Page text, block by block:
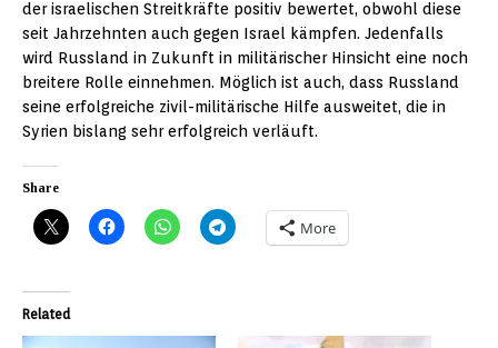
der israelischen Streitkräfte positiv bewertet, obwohl diese
seit Jahrzehnten auch gegen Israel kämpfen. Jedenfalls
wird Russland in Zukunft in militärischer Hinsicht eine noch
breitere Rolle einnehmen. Möglich ist auch, dass Russland
seine erfolgreiche zivil-militärische Hilfe ausweitet, die in
Syrien bislang sehr erfolgreich verläuft.
Share
More
Related